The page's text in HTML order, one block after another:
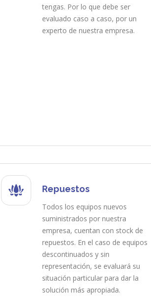
tengas. Por lo que debe ser
evaluado caso a caso, por un
experto de nuestra empresa.
Repuestos
Todos los equipos nuevos
suministrados por nuestra
empresa, cuentan con stock de
repuestos. En el caso de equipos
descontinuados y sin
representación, se evaluará su
situación particular para dar la
solución más apropiada.